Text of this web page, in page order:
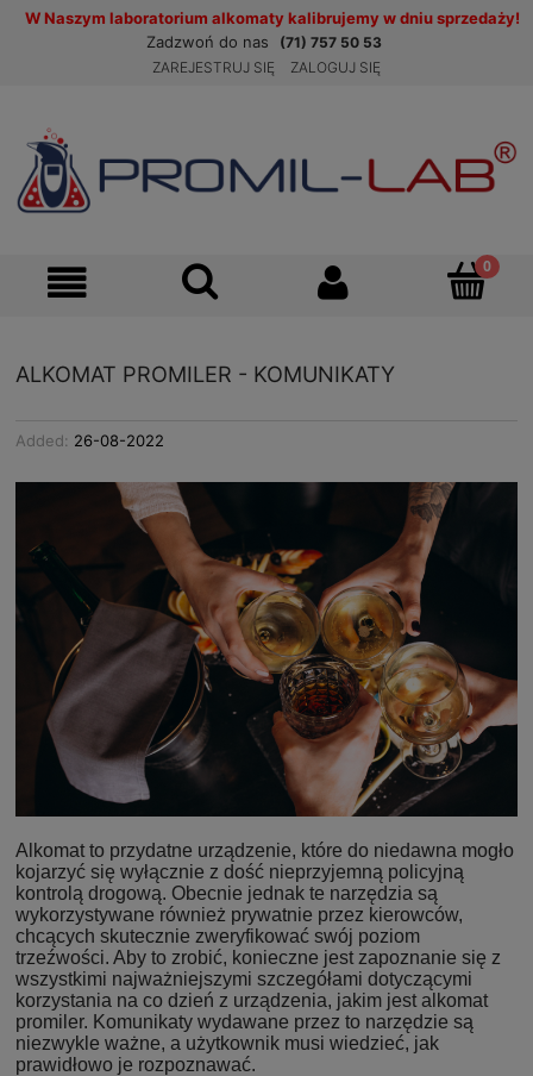
W Naszym laboratorium alkomaty kalibrujemy w dniu sprzedaży!
Zadzwoń do nas
(71) 757 50 53
ZAREJESTRUJ SIĘ
ZALOGUJ SIĘ
ALKOMAT PROMILER - KOMUNIKATY
Added: 26-08-2022
Alkomat to przydatne urządzenie, które do niedawna mogło
kojarzyć się wyłącznie z dość nieprzyjemną policyjną
kontrolą drogową. Obecnie jednak te narzędzia są
wykorzystywane również prywatnie przez kierowców,
chcących skutecznie zweryfikować swój poziom
trzeźwości. Aby to zrobić, konieczne jest zapoznanie się z
wszystkimi najważniejszymi szczegółami dotyczącymi
korzystania na co dzień z urządzenia, jakim jest alkomat
promiler. Komunikaty wydawane przez to narzędzie są
niezwykle ważne, a użytkownik musi wiedzieć, jak
prawidłowo je rozpoznawać.